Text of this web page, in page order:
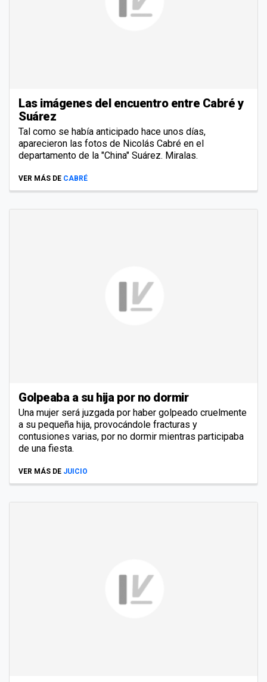
Las imágenes del encuentro entre Cabré y
Suárez
Tal como se había anticipado hace unos días,
aparecieron las fotos de Nicolás Cabré en el
departamento de la "China" Suárez. Miralas.
VER MÁS DE CABRÉ
Golpeaba a su hija por no dormir
Una mujer será juzgada por haber golpeado cruelmente
a su pequeña hija, provocándole fracturas y
contusiones varias, por no dormir mientras participaba
de una fiesta.
VER MÁS DE JUICIO